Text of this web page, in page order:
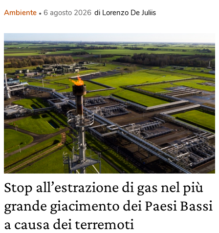
Ambiente 6 agosto 2026 di Lorenzo De Juliis
Stop all’estrazione di gas nel più
grande giacimento dei Paesi Bassi
a causa dei terremoti